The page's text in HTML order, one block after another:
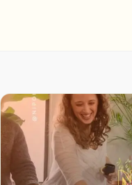
Com Garantia
Taxas mais baixas
Sobre